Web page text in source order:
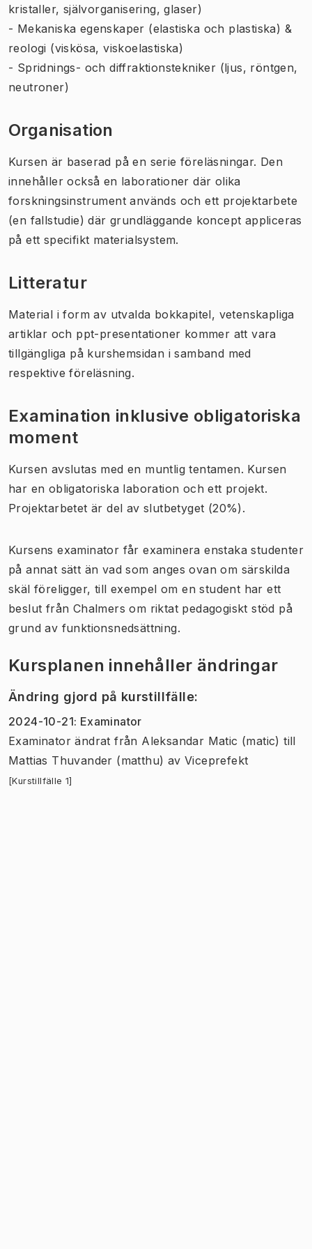
kristaller, självorganisering, glaser)
- Mekaniska egenskaper (elastiska och plastiska) &
reologi (viskösa, viskoelastiska)
- Spridnings- och diffraktionstekniker (ljus, röntgen,
neutroner)
Organisation
Kursen är baserad på en serie föreläsningar. Den
innehåller också en laborationer där olika
forskningsinstrument används och ett projektarbete
(en fallstudie) där grundläggande koncept appliceras
på ett specifikt materialsystem.
Litteratur
Material i form av utvalda bokkapitel, vetenskapliga
artiklar och ppt-presentationer kommer att vara
tillgängliga på kurshemsidan i samband med
respektive föreläsning.
Examination inklusive obligatoriska
moment
Kursen avslutas med en muntlig tentamen. Kursen
har en obligatoriska laboration och ett projekt.
Projektarbetet är del av slutbetyget (20%).
Kursens examinator får examinera enstaka studenter
på annat sätt än vad som anges ovan om särskilda
skäl föreligger, till exempel om en student har ett
beslut från Chalmers om riktat pedagogiskt stöd på
grund av funktionsnedsättning.
Kursplanen innehåller ändringar
Ändring gjord på kurstillfälle:
2024-10-21: Examinator
Examinator ändrat från Aleksandar Matic (matic) till
Mattias Thuvander (matthu) av Viceprefekt
[Kurstillfälle 1]